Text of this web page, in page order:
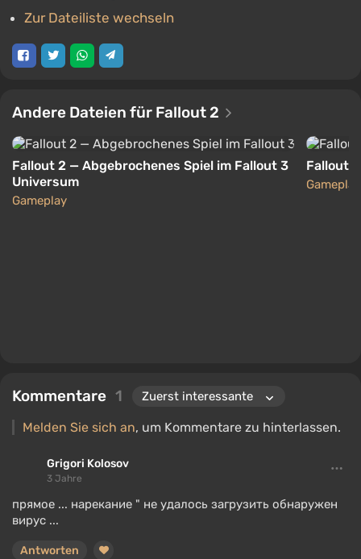
Zur Dateiliste wechseln
Andere Dateien für Fallout 2
Fallout 2 — Abgebrochenes Spiel im Fallout 3
Universum
Gameplay
Fallout
Gameplay
Kommentare 1
Melden Sie sich an, um Kommentare zu hinterlassen.
Grigori Kolosov
3 Jahre
прямое ... нарекание " не удалось загрузить обнаружен
вирус ...
Antworten